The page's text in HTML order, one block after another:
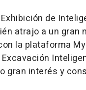
de
atrajo a un gran
la plataforma
gran interés y